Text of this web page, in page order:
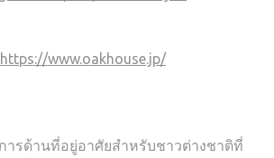
https://www.oakhouse.jp/
การด้านที่อยู่อาศัยสำหรับชาวต่างชาติที่